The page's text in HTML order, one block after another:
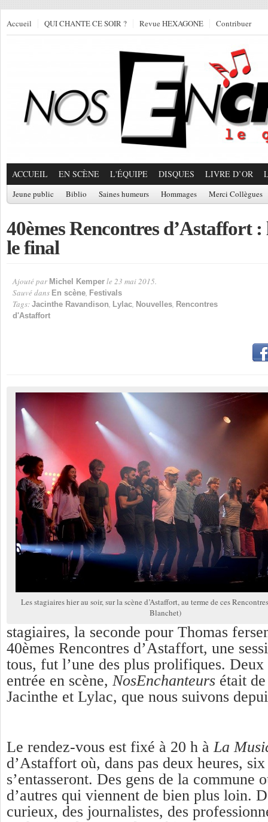
Accueil QUI CHANTE CE SOIR ? Revue HEXAGONE Contribuer
ACCUEIL EN SCÈNE L'ÉQUIPE DISQUES LIVRE D’OR
Jeune public Biblio Saines humeurs Hommages Merci Collègues
40èmes Rencontres d’Astaffort
le final
Ajouté par Michel Kemper le 23 mai 2015.
Sauvé dans En scène, Festivals
Tags: Jacinthe Ravandison, Lylac, Nouvelles, Rencontres
d'Astaffort
Les stagiaires hier au soir, sur la scène d’Astaffort, au terme de ces
Blanchet)
stagiaires, la seconde pour Thomas
40èmes Rencontres d’Astaffort, une
tous, fut l’une des plus prolifiques.
entrée en scène, NosEnchanteurs était
Jacinthe et Lylac, que nous suivons
Le rendez-vous est fixé à 20 h à La
d’Astaffort où, dans pas deux heures,
s’entasseront. Des gens de la commune
d’autres qui viennent de bien plus loin.
curieux, des journalistes, des